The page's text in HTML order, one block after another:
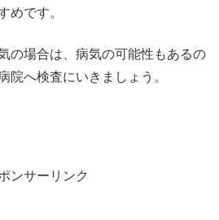
めです。
の場合は、病気の可能性もあるの
院へ検査にいきましょう。
ンサーリンク